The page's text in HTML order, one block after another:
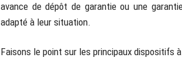
avance de dépôt de garantie ou une
adapté à leur situation.
Faisons le point sur les principaux dispositifs